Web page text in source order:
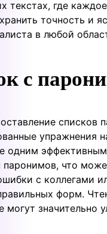
текстах, где
точность и
в любой
с
списков
упражнения
одним
паронимов, что
с коллегами
форм.
значительно